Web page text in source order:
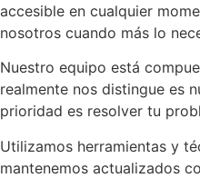
accesible en cualquier
nosotros cuando más lo
Nuestro equipo está
realmente nos distingue es
prioridad es resolver tu
Utilizamos herramientas y
mantenemos actualizados